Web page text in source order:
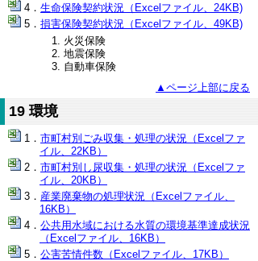
生命保険契約状況（Excelファイル、24KB)
損害保険契約状況（Excelファイル、49KB)
火災保険
地震保険
自動車保険
▲ページ上部に戻る
19 環境
市町村別ごみ収集・処理の状況（Excelファ
イル、22KB）
市町村別し尿収集・処理の状況（Excelファ
イル、20KB）
産業廃棄物の処理状況（Excelファイル、
16KB）
公共用水域における水質の環境基準達成状況
（Excelファイル、16KB）
公害苦情件数（Excelファイル、17KB）